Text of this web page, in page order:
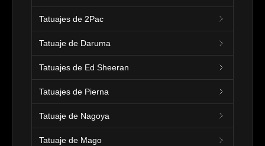
Tatuajes de 2Pac
Tatuaje de Daruma
Tatuajes de Ed Sheeran
Tatuajes de Pierna
Tatuaje de Nagoya
Tatuaje de Mago